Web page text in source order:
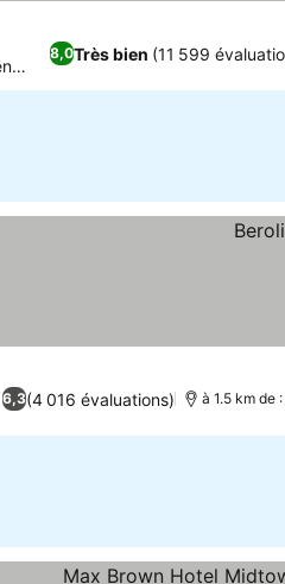
8,0Très bien (11 599
6,3(4 016 évaluations) à 1.5 km de